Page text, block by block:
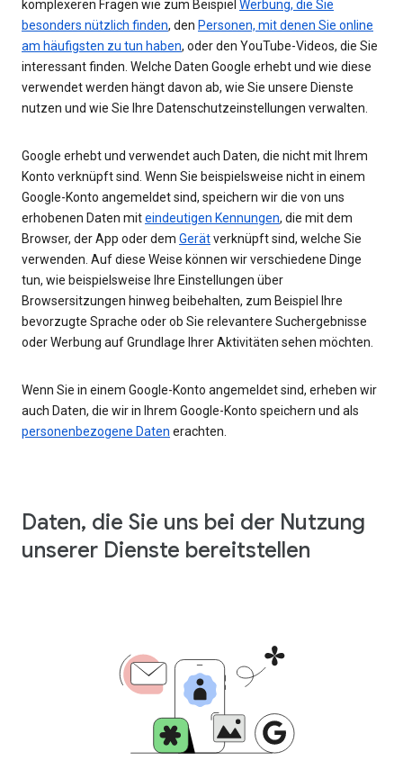
komplexeren Fragen wie zum Beispiel Werbung, die Sie
besonders nützlich finden, den Personen, mit denen Sie online
am häufigsten zu tun haben, oder den YouTube-Videos, die Sie
interessant finden. Welche Daten Google erhebt und wie diese
verwendet werden hängt davon ab, wie Sie unsere Dienste
nutzen und wie Sie Ihre Datenschutzeinstellungen verwalten.
Google erhebt und verwendet auch Daten, die nicht mit Ihrem
Konto verknüpft sind. Wenn Sie beispielsweise nicht in einem
Google-Konto angemeldet sind, speichern wir die von uns
erhobenen Daten miteindeutigen Kennungen, die mit dem
Browser, der App oder dem Gerätverknüpft sind, welche Sie
verwenden. Auf diese Weise können wir verschiedene Dinge
tun, wie beispielsweise Ihre Einstellungen über
Browsersitzungen hinweg beibehalten, zum Beispiel Ihre
bevorzugte Sprache oder ob Sie relevantere Suchergebnisse
oder Werbung auf Grundlage Ihrer Aktivitäten sehen möchten.
Wenn Sie in einem Google-Konto angemeldet sind, erheben wir
auch Daten, die wir in Ihrem Google-Konto speichern und als
personenbezogene Daten erachten.
Daten, die Sie uns bei der Nutzung
unserer Dienste bereitstellen